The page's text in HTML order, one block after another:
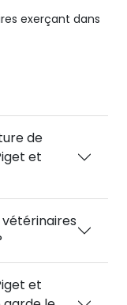
exerçant dans
de
et
vétérinaires
et